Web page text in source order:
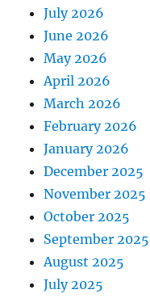
July 2026
June 2026
May 2026
April 2026
March 2026
February 2026
January 2026
December 2025
November 2025
October 2025
September 2025
August 2025
July 2025